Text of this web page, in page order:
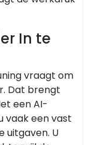
In te
vraagt om
Dat brengt
een AI-
vaak een vast
uitgaven. U